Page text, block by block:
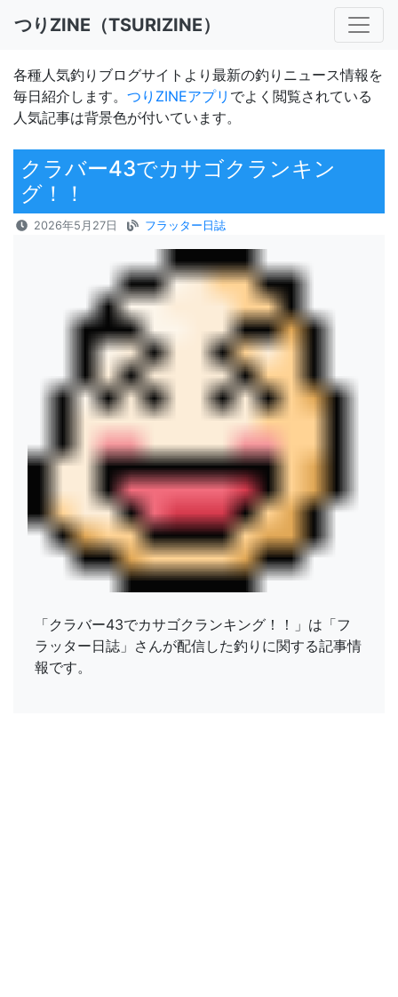
つりZINE（TSURIZINE）
各種人気釣りブログサイトより最新の釣りニュース情報を
毎日紹介します。 つりZINEアプリ でよく閲覧されている
人気記事は背景色が付いています。
クラバー43でカサゴクランキン
グ！！
2026年5月27日 フラッター日誌
「クラバー43でカサゴクランキング！！」は「フ
ラッター日誌」さんが配信した釣りに関する記事情
報です。